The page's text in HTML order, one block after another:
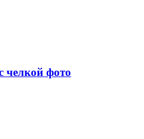
челкой фото